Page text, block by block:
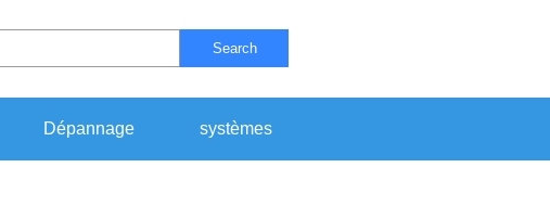
Search
Dépannage systèmes